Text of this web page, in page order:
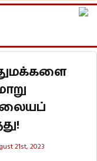
21st, 2023